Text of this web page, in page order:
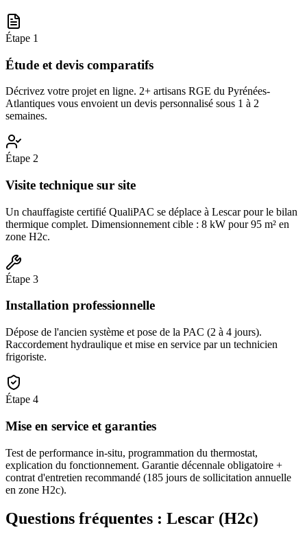
Étape 1
Étude et devis comparatifs
Décrivez votre projet en ligne. 2+ artisans RGE du Pyrénées-
Atlantiques vous envoient un devis personnalisé sous 1 à 2
semaines.
Étape 2
Visite technique sur site
Un chauffagiste certifié QualiPAC se déplace à Lescar pour le bilan
thermique complet. Dimensionnement cible : 8 kW pour 95 m² en
zone H2c.
Étape 3
Installation professionnelle
Dépose de l'ancien système et pose de la PAC (2 à 4 jours).
Raccordement hydraulique et mise en service par un technicien
frigoriste.
Étape 4
Mise en service et garanties
Test de performance in-situ, programmation du thermostat,
explication du fonctionnement. Garantie décennale obligatoire +
contrat d'entretien recommandé (185 jours de sollicitation annuelle
en zone H2c).
Questions fréquentes : Lescar (H2c)